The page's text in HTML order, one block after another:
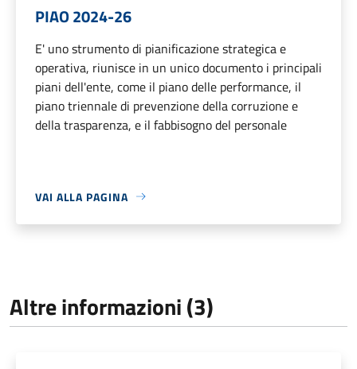
PIAO 2024-26
E' uno strumento di pianificazione strategica e
operativa, riunisce in un unico documento i principali
piani dell'ente, come il piano delle performance, il
piano triennale di prevenzione della corruzione e
della trasparenza, e il fabbisogno del personale
VAI ALLA PAGINA
Altre informazioni (3)